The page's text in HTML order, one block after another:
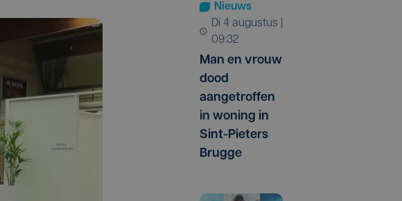
Nieuws
di 4 augustus |
09:32
Man en vrouw
dood
aangetroffen
in woning in
Sint-Pieters
Brugge